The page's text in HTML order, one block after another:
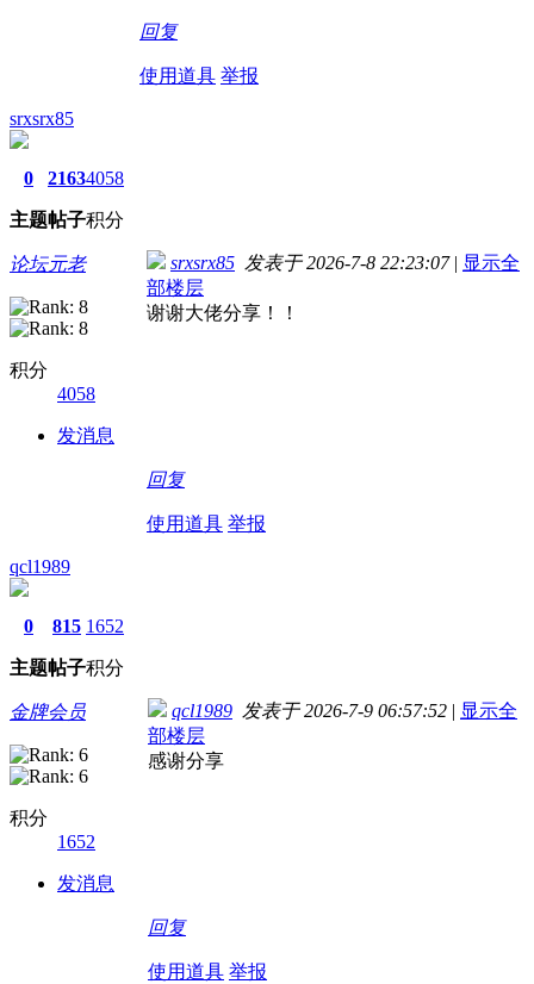
回复
使用道具 举报
srxsrx85
0
主题
2163
帖子
4058
积分
论坛元老
积分
4058
发消息
srxsrx85 发表于 2026-7-8 22:23:07 | 显示全
部楼层
谢谢大佬分享！！
回复
使用道具 举报
qcl1989
0
主题
815
帖子
1652
积分
金牌会员
积分
1652
发消息
qcl1989 发表于 2026-7-9 06:57:52 | 显示全
部楼层
感谢分享
回复
使用道具 举报